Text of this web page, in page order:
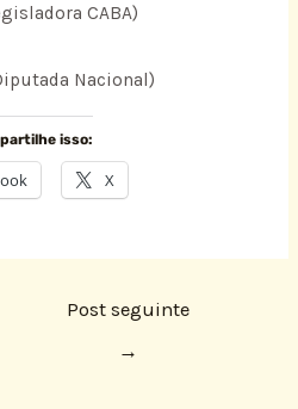
CABA)
Nacional)
isso:
X
Post seguinte
→